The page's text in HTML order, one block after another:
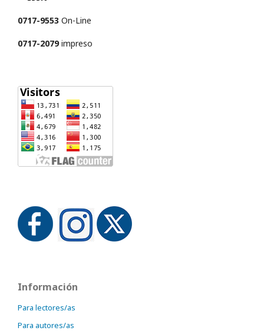
0717-9553 On-Line
0717-2079impreso
Información
Para lectores/as
Para autores/as